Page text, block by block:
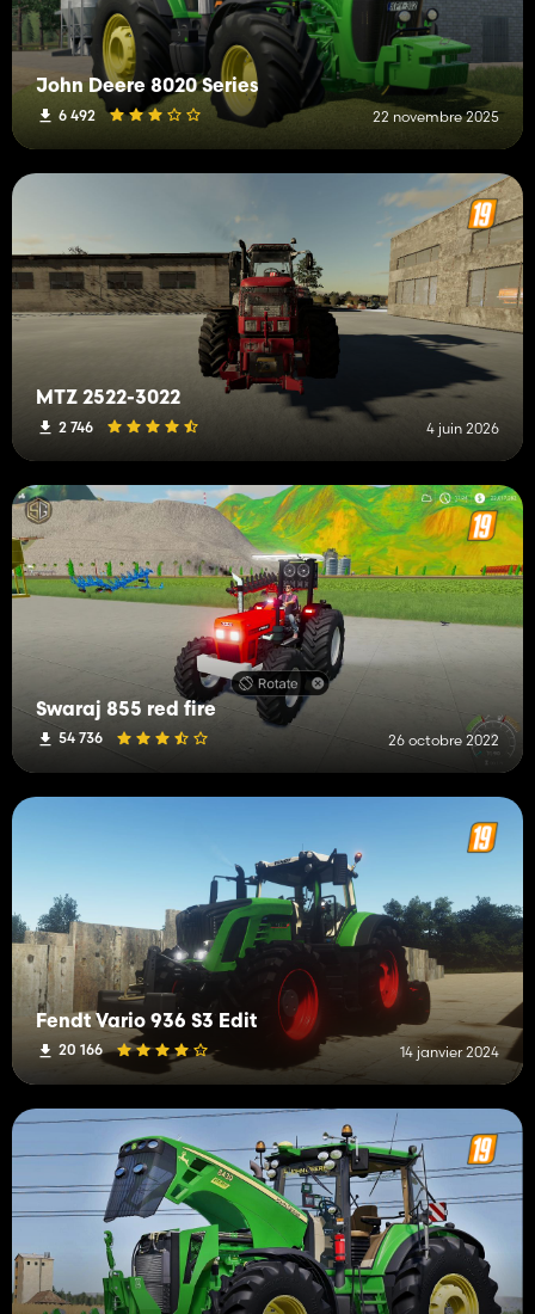
John Deere 8020 Series
6 492 22 novembre 2025
MTZ 2522-3022
2 746 4 juin 2026
Swaraj 855 red fire
54 736 26 octobre 2022
Fendt Vario 936 S3 Edit
20 166 14 janvier 2024